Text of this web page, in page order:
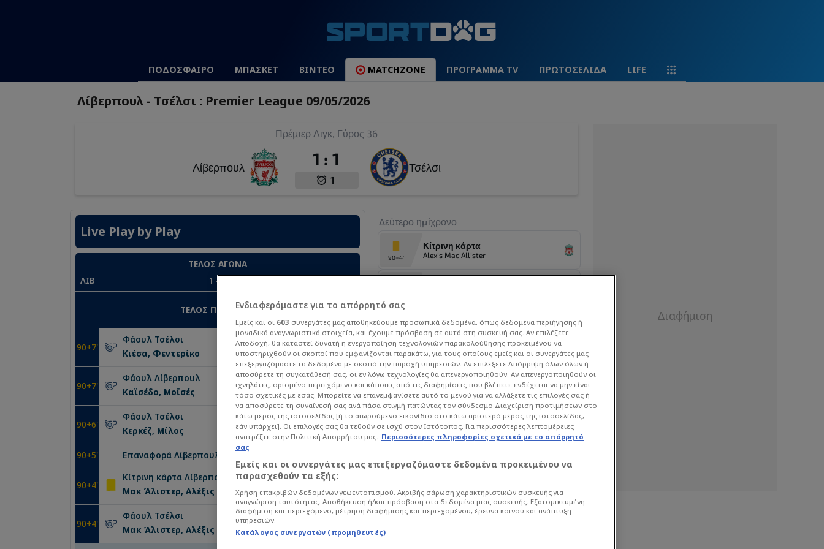
ΠΟΔΟΣΦΑΙΡΟ ΜΠΑΣΚΕΤ ΒΙΝΤΕΟ MATCHZONE ΠΡΟΓΡΑΜΜΑ TV ΠΡΩΤΟΣΕΛΙΔΑ LIFE
Λίβερπουλ - Τσέλσι : Premier League 09/05/2026
Πρέμιερ Λιγκ, Γύρος 36
Λίβερπουλ 1 : 1
1
Τσέλσι
Live Play by Play
ΤΕΛΟΣ ΑΓΩΝΑ
ΛΙΒ
1 -
ΤΕΛΟΣ ΠΕΡΙΟΔΟΥ
90+7'
Φάουλ Τσέλσι
Κιέσα, Φεντερίκο
90+7'
Φάουλ Λίβερπουλ
Καϊσέδο, Μοϊσές
90+6'
Φάουλ Τσέλσι
Κερκέζ, Μίλος
90+5' Επαναφορά Λίβερπουλ
90+4'
Κίτρινη κάρτα Λίβερπουλ
Μακ Άλιστερ, Αλέξις
90+4'
Φάουλ Τσέλσι
Μακ Άλιστερ, Αλέξις
Δεύτερο ημίχρονο
90+4'
Κίτρινη κάρτα
Alexis Mac Allister
88'
Κίτρινη κάρτα
Joe Gomez
83'
Κίτρινη κάρτα
Marc Cucurella
77'
Αλλαγή εκτός
Cody Gakpo
Αλλαγή εντός
77' Ibrahima Konate
Ενδιαφερόμαστε για το απόρρητό σας
Εμείς και οι 603 συνεργάτες μας αποθηκεύουμε προσωπικά δεδομένα, όπως δεδομένα περιήγησης ή
μοναδικά αναγνωριστικά στοιχεία, και έχουμε πρόσβαση σε αυτά στη συσκευή σας. Αν επιλέξετε
Αποδοχή, θα καταστεί δυνατή η ενεργοποίηση τεχνολογιών παρακολούθησης προκειμένου να
υποστηριχθούν οι σκοποί που εμφανίζονται παρακάτω, για τους οποίους εμείς και οι συνεργάτες μας
επεξεργαζόμαστε τα δεδομένα με σκοπό την παροχή υπηρεσιών. Αν επιλέξετε Απόρριψη όλων όλων ή
αποσύρετε τη συγκατάθεσή σας, οι εν λόγω τεχνολογίες θα απενεργοποιηθούν. Αν απενεργοποιηθούν οι
ιχνηλάτες, ορισμένο περιεχόμενο και κάποιες από τις διαφημίσεις που βλέπετε ενδέχεται να μην είναι
τόσο σχετικές με εσάς. Μπορείτε να επανεμφανίσετε αυτό το μενού για να αλλάξετε τις επιλογές σας ή
να αποσύρετε τη συναίνεσή σας ανά πάσα στιγμή πατώντας τον σύνδεσμο Διαχείριση προτιμήσεων στο
κάτω μέρος της ιστοσελίδας [ή το αιωρούμενο εικονίδιο στο κάτω αριστερό μέρος της ιστοσελίδας,
εάν υπάρχει]. Οι επιλογές σας θα τεθούν σε ισχύ στον Ιστότοπος. Για περισσότερες λεπτομέρειες
ανατρέξτε στην Πολιτική Απορρήτου μας. Περισσότερες πληροφορίες σχετικά με το απόρρητό
σας
Εμείς και οι συνεργάτες μας επεξεργαζόμαστε δεδομένα προκειμένου να
παρασχεθούν τα εξής:
Χρήση επακριβών δεδομένων γεωεντοπισμού. Ακριβής σάρωση χαρακτηριστικών συσκευής για
αναγνώριση ταυτότητας. Αποθήκευση ή/και πρόσβαση στα δεδομένα μιας συσκευής. Εξατομικευμένη
διαφήμιση και περιεχόμενο, μέτρηση διαφήμισης και περιεχομένου, έρευνα κοινού και ανάπτυξη
υπηρεσιών.
Κατάλογος συνεργατών (προμηθευτές)